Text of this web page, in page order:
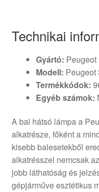
Technikai
Gyártó: Peugeot
Modell: Peugeot
Termékkódok:
Egyéb számok:
A bal hátsó lámpa a
alkatrésze, főként a
kisebb balesetekből
alkatrésszel nemcsak
jobb láthatóság és
gépjárműve esztétikus